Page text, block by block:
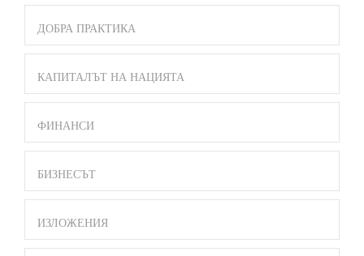
ДОБРА ПРАКТИКА
КАПИТАЛЪТ НА НАЦИЯТА
ФИНАНСИ
БИЗНЕСЪТ
ИЗЛОЖЕНИЯ